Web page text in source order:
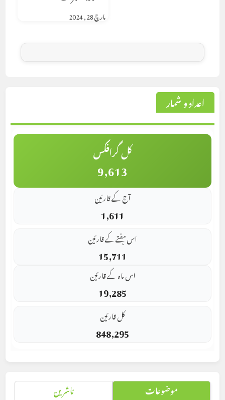
مارچ 28, 2024
اعداد و شمار
کل گرافکس
9,613
آج کے قارئین
1,611
اس ہفتے کے قارئین
15,711
اس ماہ کے قارئین
19,285
کل قارئین
848,295
موضوعات ناشرین